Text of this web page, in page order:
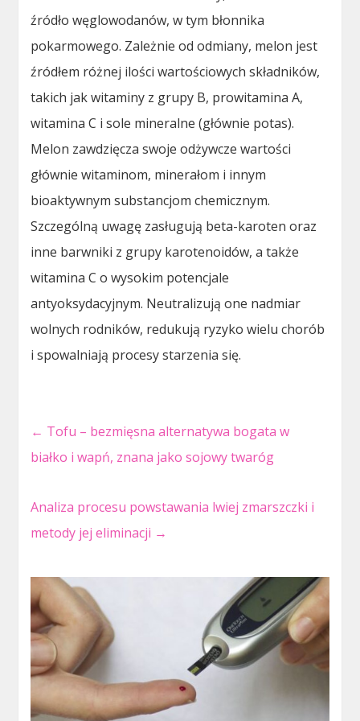
źródło węglowodanów, w tym błonnika
pokarmowego. Zależnie od odmiany, melon jest
źródłem różnej ilości wartościowych składników,
takich jak witaminy z grupy B, prowitamina A,
witamina C i sole mineralne (głównie potas).
Melon zawdzięcza swoje odżywcze wartości
głównie witaminom, minerałom i innym
bioaktywnym substancjom chemicznym.
Szczególną uwagę zasługują beta-karoten oraz
inne barwniki z grupy karotenoidów, a także
witamina C o wysokim potencjale
antyoksydacyjnym. Neutralizują one nadmiar
wolnych rodników, redukują ryzyko wielu chorób
i spowalniają procesy starzenia się.
← Tofu – bezmięsna alternatywa bogata w
białko i wapń, znana jako sojowy twaróg
Analiza procesu powstawania lwiej zmarszczki i
metody jej eliminacji →